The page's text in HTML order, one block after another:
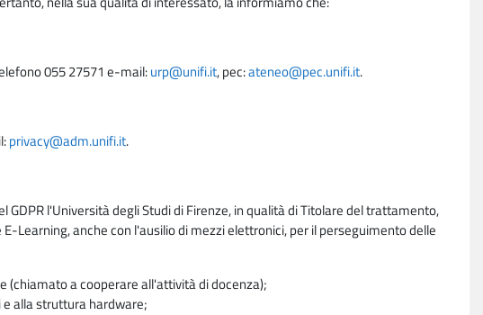
055 27571 e-mail:urp@unifi.it, pec:ateneo@pec.unifi.it.
privacy@adm.unifi.it.
l'Università degli Studi di Firenze, in qualità di Titolare del trattamento,
anche con l'ausilio di mezzi elettronici, per il perseguimento delle
a cooperare all'attività di docenza);
alla struttura hardware;